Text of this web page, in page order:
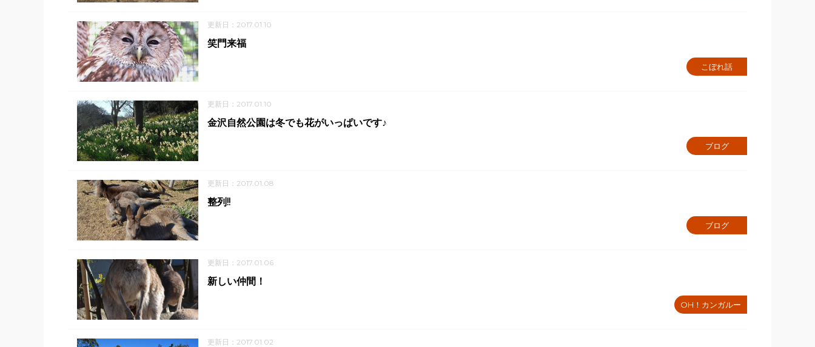
更新日：2017.01.10
こぼれ話
笑門来福
更新日：2017.01.10
ブログ
金沢自然公園は冬でも花がいっぱいです♪
更新日：2017.01.08
ブログ
整列!!
更新日：2017.01.06
OH！カンガルー
新しい仲間！
更新日：2017.01.02